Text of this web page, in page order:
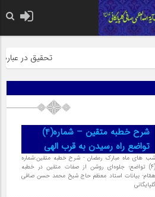
تحقیق در
شرح خطبه متقین – شماره(4)
تواضع راه رسیدن به قرب الهی
شب های ماه مبارک رمضان - شرح خطبه متقین:شماره
(4) تواضع؛ جلوه‌ای روشن از صفات متقین در خطبه
همّام- بیانات استاد معظم حاج شیخ محمد حسن صافی
گلپایگانی